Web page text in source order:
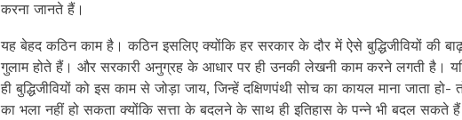
करना जानते हैं।
यह बेहद कठिन काम है। कठिन इसलिए क्योंकि हर सरकार के दौर में ऐसे बुद्धिजीवियों की
गुलाम होते हैं। और सरकारी अनुग्रह के आधार पर ही उनकी लेखनी काम करने लगती है।
ही बुद्धिजीवियों को इस काम से जोड़ा जाय, जिन्हें दक्षिणपंथी सोच का कायल माना जाता
का भला नहीं हो सकता क्योंकि सत्ता के बदलने के साथ ही इतिहास के पन्ने भी बदल सकते